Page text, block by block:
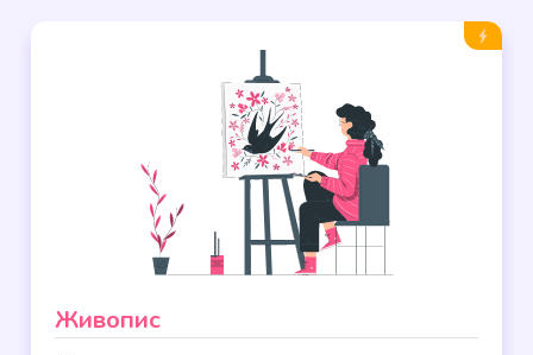
Живопис